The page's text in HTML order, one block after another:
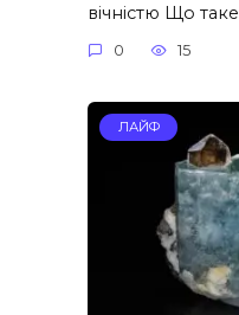
вічністю Що таке
0 15
ЛАЙФ